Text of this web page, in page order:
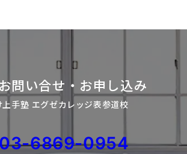
問い合せ・お申し込み
上手塾 エグゼカレッジ表参道校
6869-0954